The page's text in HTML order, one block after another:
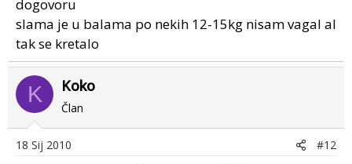
dogovoru
slama je u balama po nekih 12-15kg nisam vagal al
tak se kretalo
K Koko
Član
18 Sij 2010 #12